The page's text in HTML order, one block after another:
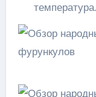
температура.